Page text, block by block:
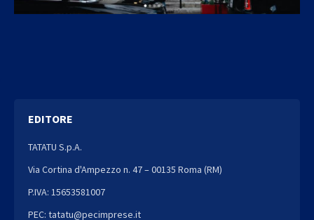
EDITORE
TATATU S.p.A.
Via Cortina d'Ampezzo n. 47 – 00135 Roma (RM)
P.IVA: 15653581007
PEC: tatatu@pecimprese.it